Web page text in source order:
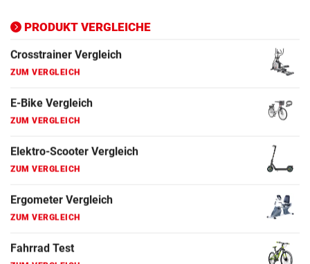
PRODUKT VERGLEICHE
ZUM VERGLEICH
Fahrrad Test
Fahrradanhänger Vergleich
Faszienrolle Vergleich
Hoverboard Vergleich
Kinderfahrrad Vergleich